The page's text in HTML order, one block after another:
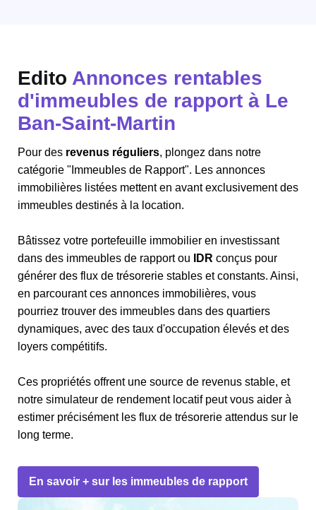
Edito Annonces rentables
d'immeubles de rapport à Le
Ban-Saint-Martin
Pour des revenus réguliers, plongez dans notre
catégorie "Immeubles de Rapport". Les annonces
immobilières listées mettent en avant exclusivement des
immeubles destinés à la location.
Bâtissez votre portefeuille immobilier en investissant
dans des immeubles de rapport ou
IDR conçus pour
générer des flux de trésorerie stables et constants. Ainsi,
en parcourant ces annonces immobilières, vous
pourriez trouver des immeubles dans des quartiers
dynamiques, avec des taux d'occupation élevés et des
loyers compétitifs.
Ces propriétés offrent une source de revenus stable, et
notre simulateur de rendement locatif peut vous aider à
estimer précisément les flux de trésorerie attendus sur le
long terme.
En savoir + sur les immeubles de rapport